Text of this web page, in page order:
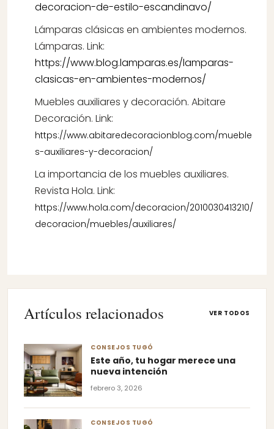
decoracion-de-estilo-escandinavo/
Lámparas clásicas en ambientes modernos.
Lámparas. Link:
https://www.blog.lamparas.es/lamparas-
clasicas-en-ambientes-modernos/
Muebles auxiliares y decoración. Abitare
Decoración. Link:
https://www.abitaredecoracionblog.com/mueble
s-auxiliares-y-decoracion/
La importancia de los muebles auxiliares.
Revista Hola. Link:
https://www.hola.com/decoracion/2010030413210/
decoracion/muebles/auxiliares/
Artículos relacionados VER TODOS
CONSEJOS TUGÓ
Este año, tu hogar merece una
nueva intención
febrero 3, 2026
CONSEJOS TUGÓ